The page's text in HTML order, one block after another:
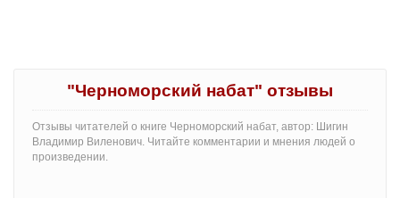
"Черноморский набат" отзывы
Отзывы читателей о книге Черноморский набат, автор: Шигин
Владимир Виленович. Читайте комментарии и мнения людей о
произведении.